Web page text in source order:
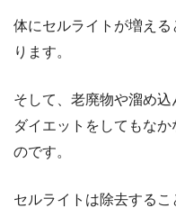
体にセルライトが増え
ります。
そして、老廃物や溜め
ダイエットをしてもな
のです。
セルライトは除去する